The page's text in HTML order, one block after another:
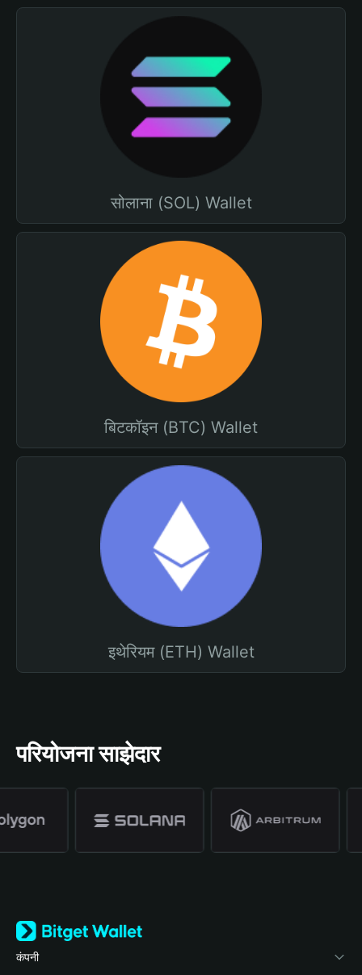
सोलाना (SOL) Wallet
बिटकॉइन (BTC) Wallet
इथेरियम (ETH) Wallet
परियोजना साझेदार
कंपनी